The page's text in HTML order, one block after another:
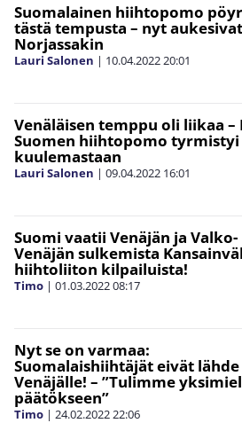
Suomalainen hiihtopomo
tästä tempusta – nyt
Norjassakin
Lauri Salonen | 10.04.202220:01
Venäläisen temppu oli liikaa –
Suomen hiihtopomo tyrmistyi
kuulemastaan
Lauri Salonen | 09.04.2022 16:01
Suomi vaatii Venäjän ja Valko-
Venäjän sulkemista
hiihtoliiton kilpailuista!
Timo | 01.03.202208:17
Nyt se on varmaa:
Suomalaishiihtäjät eivät lähde
Venäjälle! – ”Tulimme
päätökseen”
Timo | 24.02.202222:06